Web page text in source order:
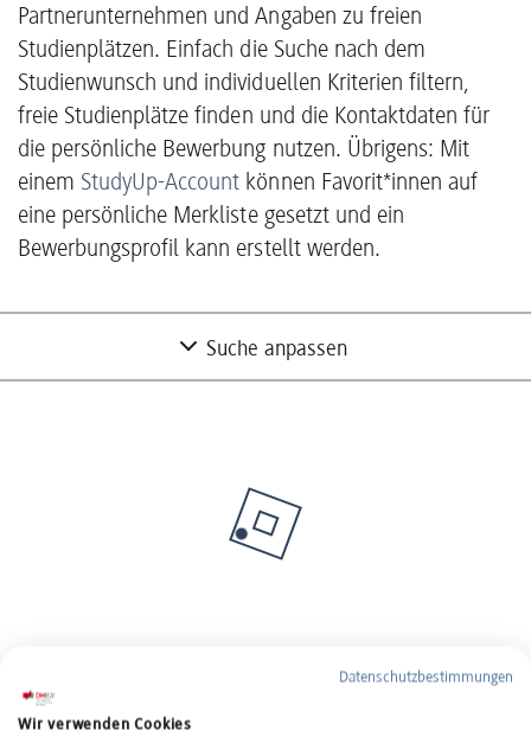
Partnerunternehmen und Angaben zu freien
Studienplätzen. Einfach die Suche nach dem
Studienwunsch und individuellen Kriterien filtern,
freie Studienplätze finden und die Kontaktdaten für
die persönliche Bewerbung nutzen. Übrigens: Mit
einem StudyUp-Account können Favorit*innen auf
eine persönliche Merkliste gesetzt und ein
Bewerbungsprofil kann erstellt werden.
Suche anpassen
Datenschutzbestimmungen
Wir verwenden Cookies